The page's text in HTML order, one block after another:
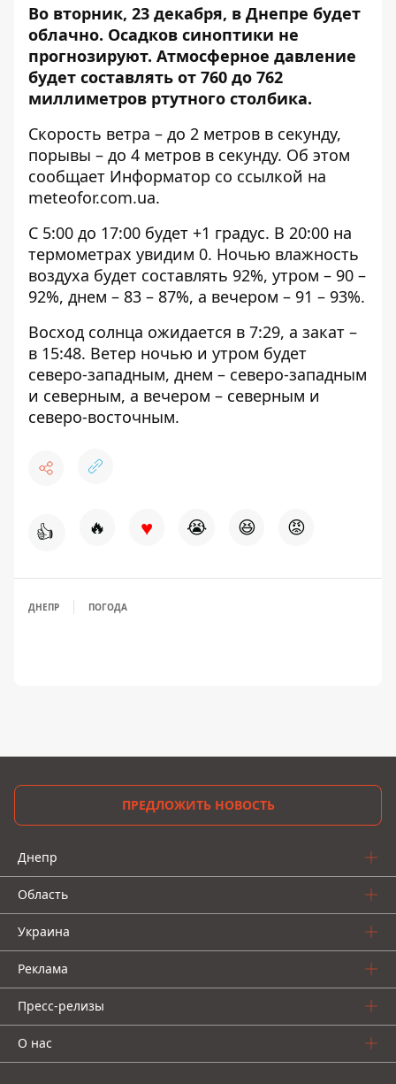
Во вторник, 23 декабря, в Днепре будет
облачно. Осадков синоптики не
прогнозируют. Атмосферное давление
будет составлять от 760 до 762
миллиметров ртутного столбика.
Скорость ветра – до 2 метров в секунду,
порывы – до 4 метров в секунду. Об этом
сообщает Информатор со ссылкой на
meteofor.com.ua.
С 5:00 до 17:00 будет +1 градус. В 20:00 на
термометрах увидим 0. Ночью влажность
воздуха будет составлять 92%, утром – 90 –
92%, днем ​​– 83 – 87%, а вечером – 91 – 93%.
Восход солнца ожидается в 7:29, а закат –
в 15:48. Ветер ночью и утром будет
северо-западным, днем ​​– северо-западным
и северным, а вечером – северным и
северо-восточным.
👍 🔥 ♥ 😭 😆 😡
ДНЕПР ПОГОДА
ПРЕДЛОЖИТЬ НОВОСТЬ
Днепр
Область
Украина
Реклама
Пресс-релизы
О нас